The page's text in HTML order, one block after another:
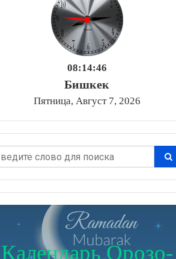
08:14:47
Бишкек
Пятница, Август 7, 2026
Календарь Орозо-